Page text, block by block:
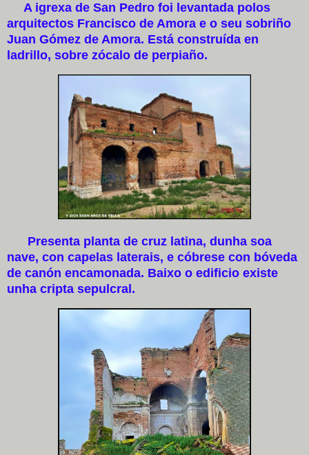
A igrexa de San Pedro foi levantada polos
arquitectos Francisco de Amora e o seu sobriño
Juan Gómez de Amora. Está construída en
ladrillo, sobre zócalo de perpiaño.
Presenta planta de cruz latina, dunha soa
nave, con capelas laterais, e cóbrese con bóveda
de canón encamonada. Baixo o edificio existe
unha cripta sepulcral.